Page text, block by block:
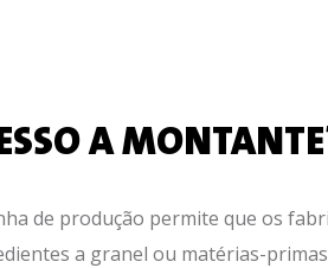
A
de produção permite que os
a granel ou matérias-